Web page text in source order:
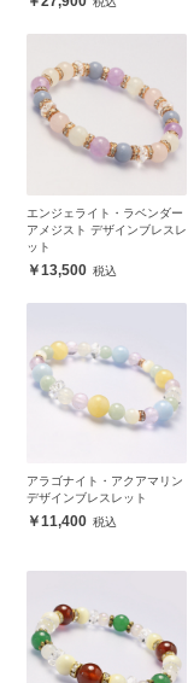
エンジェライト・ラベンダー
アメジスト デザインブレスレ
ット
13,500
アラゴナイト・アクアマリン
デザインブレスレット
11,400